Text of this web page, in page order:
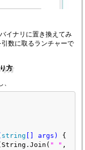
イナリに置き換えてみ
数に取るランチャーで
方
string [] args)
{
" " ,